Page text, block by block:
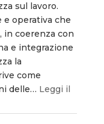
sul lavoro.
e operativa che
in coerenza con
e integrazione
la
come
delle… Leggi il